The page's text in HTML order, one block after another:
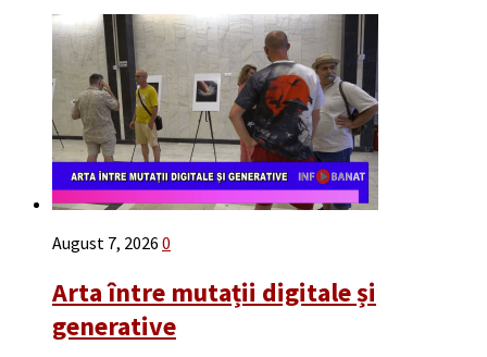
August 7, 2026 0
Arta între mutații digitale și
generative